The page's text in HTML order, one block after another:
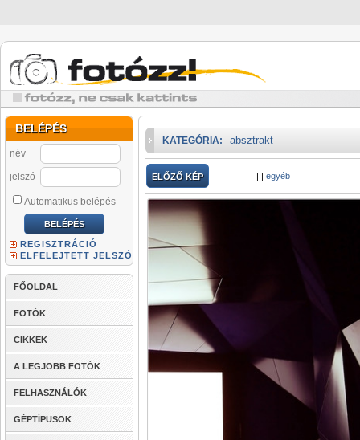
BELÉPÉS
név
jelszó
Automatikus belépés
REGISZTRÁCIÓ
ELFELEJTETT JELSZÓ
FŐOLDAL
FOTÓK
CIKKEK
A LEGJOBB FOTÓK
FELHASZNÁLÓK
GÉPTÍPUSOK
KATEGÓRIA: absztrakt
ELŐZŐ KÉP | | egyéb